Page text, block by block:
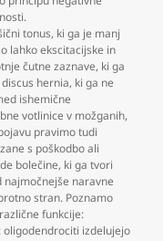
tonus, ki ga je manj
lahko ekscitacijske in
čutne zaznave, ki ga
hernia, ki ga ne
ishemične
votlinice v možganih,
pravimo tudi
s poškodbo ali
bolečine, ki ga tvori
najmočnejše naravne
stran. Poznamo
funkcije:
oligodendrociti izdelujejo